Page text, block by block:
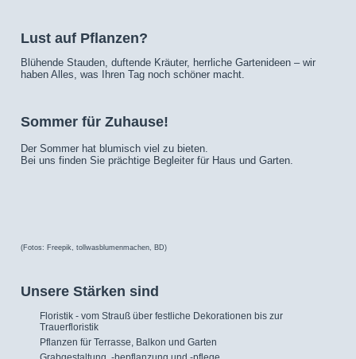
Lust auf Pflanzen?
Blühende Stauden, duftende Kräuter, herrliche Gartenideen – wir
haben Alles, was Ihren Tag noch schöner macht.
Sommer für Zuhause!
Der Sommer hat blumisch viel zu bieten.
Bei uns finden Sie prächtige Begleiter für Haus und Garten.
(Fotos: Freepik, tollwasblumenmachen, BD)
Unsere Stärken sind
Floristik - vom Strauß über festliche Dekorationen bis zur
Trauerfloristik
Pflanzen für Terrasse, Balkon und Garten